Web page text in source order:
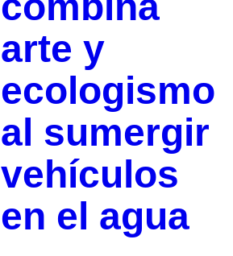
arte y
ecologismo
al sumergir
vehículos
en el agua